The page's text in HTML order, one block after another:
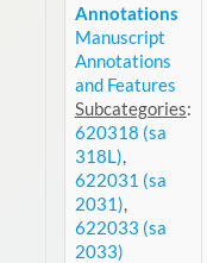
Annotations
Manuscript
Annotations
and Features
Subcategories:
620318 (sa
318L),
622031 (sa
2031),
622033 (sa
2033)